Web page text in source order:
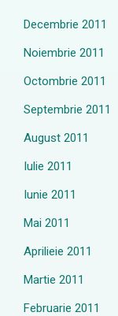
Decembrie 2011
Noiembrie 2011
Octombrie 2011
Septembrie 2011
August 2011
Iulie 2011
Iunie 2011
Mai 2011
Aprilieie 2011
Martie 2011
Februarie 2011